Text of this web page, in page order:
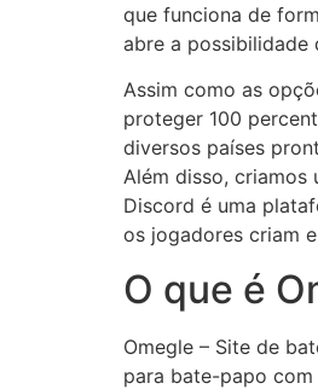
que funciona de
abre a possibilidade
Assim como as
proteger 100
diversos países
Além disso, criamos
Discord é uma
os jogadores criam
O que é
Omegle – Site de
para bate-papo